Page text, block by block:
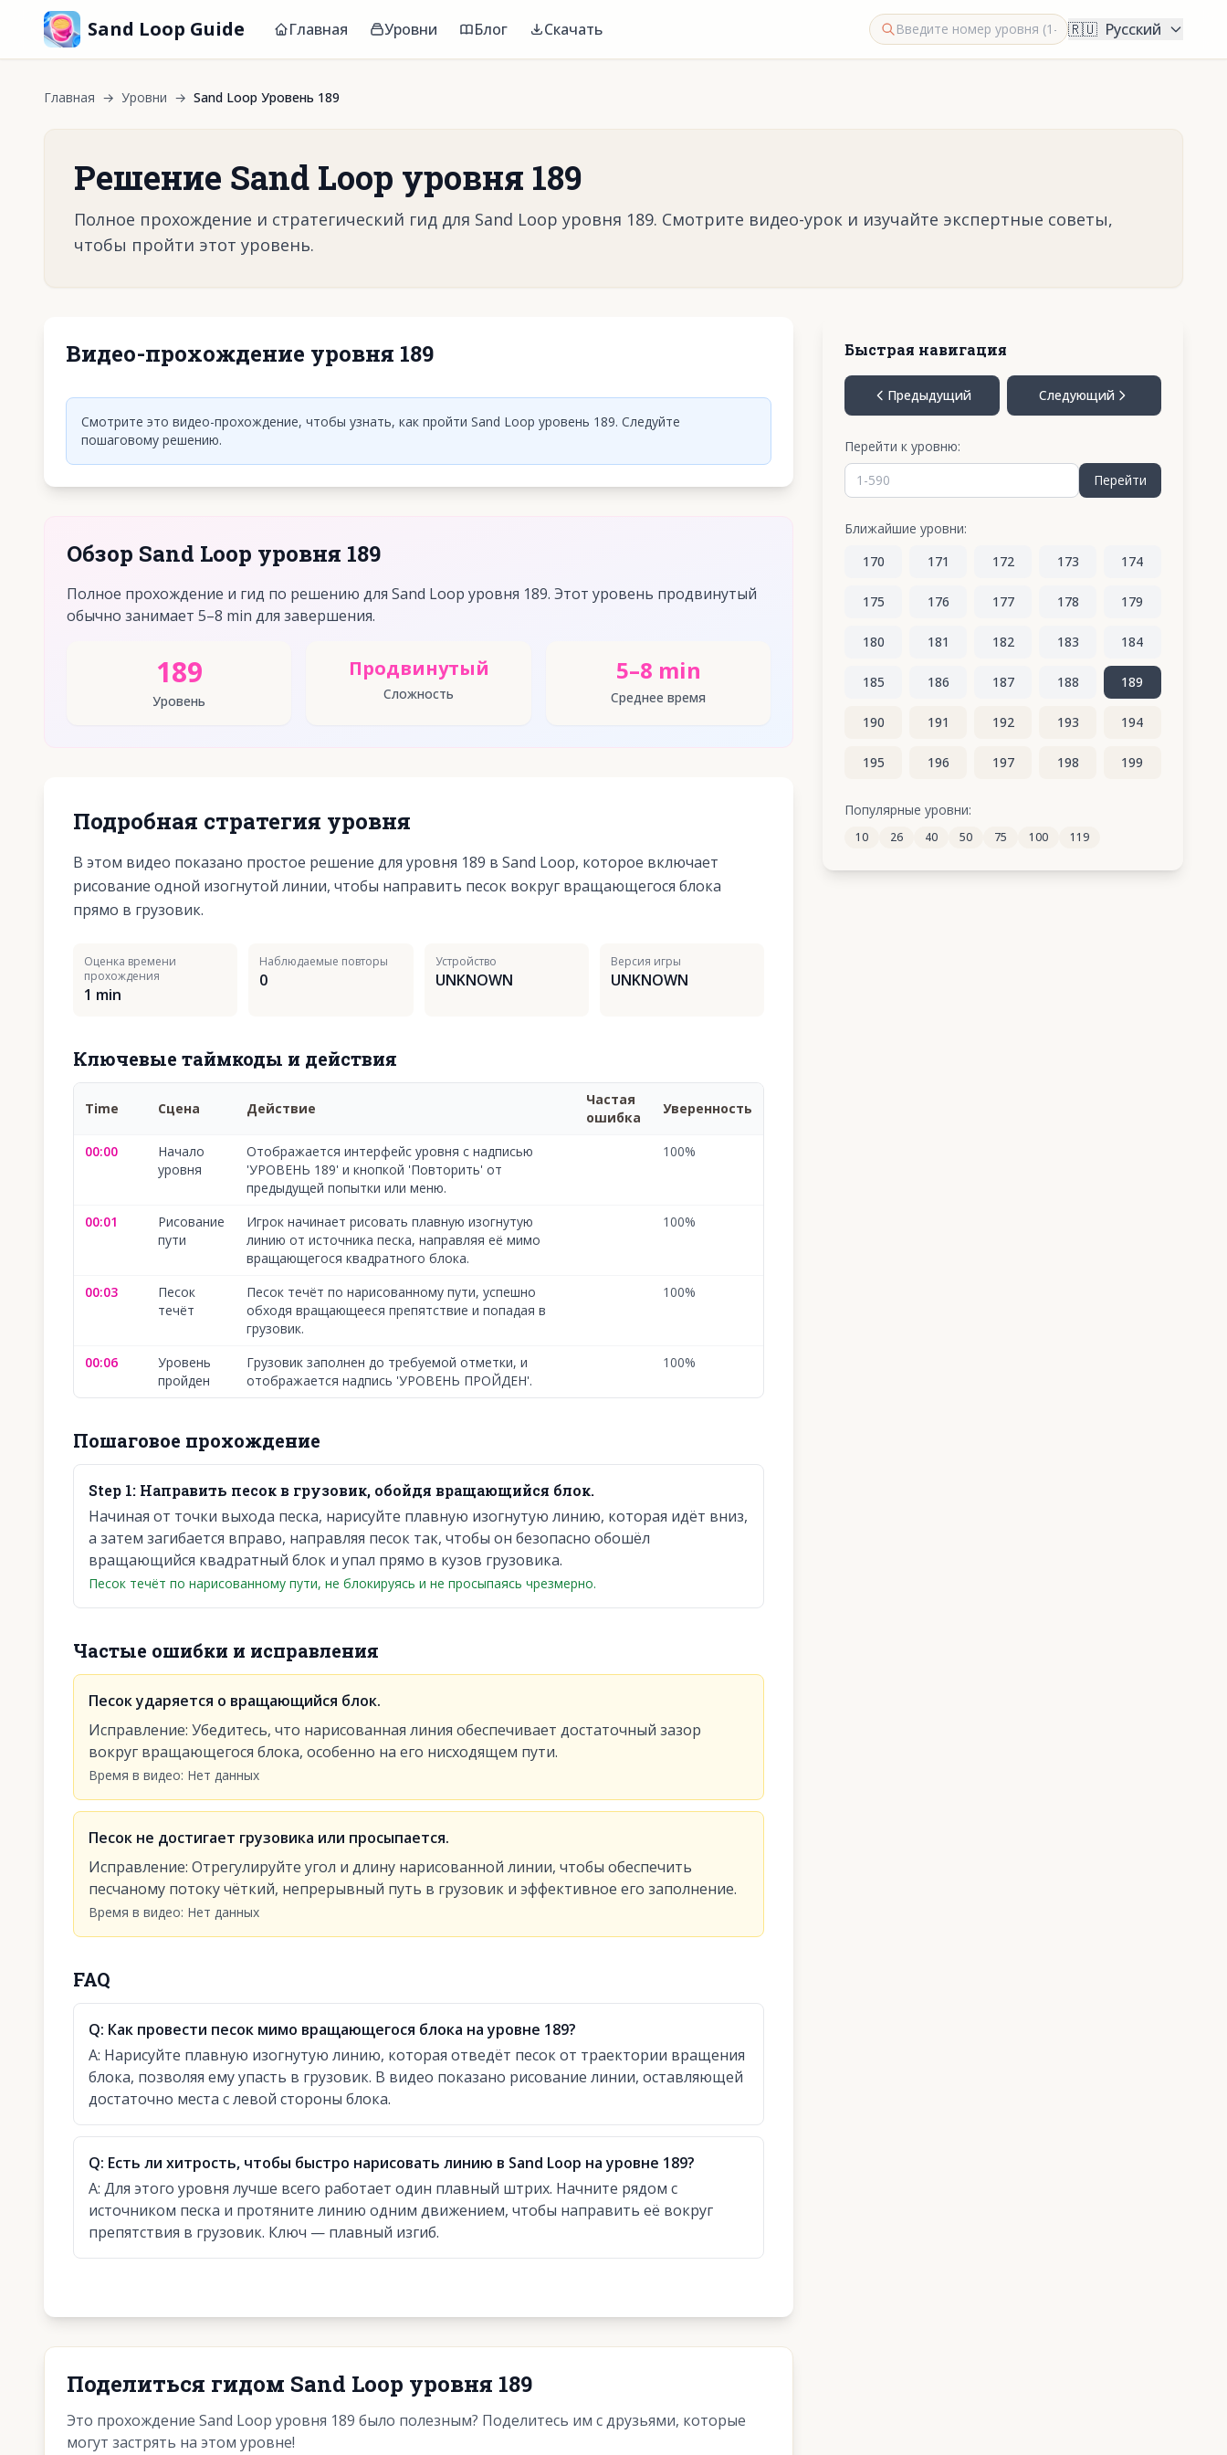
Sand Loop Guide Главная Уровни Блог Скачать 🇷🇺 Русский
Главная → Уровни → Sand Loop Уровень 189
Решение Sand Loop уровня 189
Полное прохождение и стратегический гид для Sand Loop уровня 189. Смотрите видео-урок и изучайте экспертные советы,
чтобы пройти этот уровень.
Видео-прохождение уровня 189
Нажмите, чтобы воспроизвести видео
Смотрите это видео-прохождение, чтобы узнать, как пройти Sand Loop уровень 189. Следуйте
пошаговому решению.
Обзор Sand Loop уровня 189
Полное прохождение и гид по решению для Sand Loop уровня 189. Этот уровень продвинутый
обычно занимает 5–8 min для завершения.
189
Уровень
Продвинутый
Сложность
5–8 min
Среднее время
Подробная стратегия уровня
В этом видео показано простое решение для уровня 189 в Sand Loop, которое включает
рисование одной изогнутой линии, чтобы направить песок вокруг вращающегося блока
прямо в грузовик.
Оценка времени
прохождения
1 min
Наблюдаемые повторы
0
Устройство
UNKNOWN
Версия игры
UNKNOWN
Ключевые таймкоды и действия
Time Сцена Действие
Частая
ошибка
Уверенность
00:00
Начало
уровня
Отображается интерфейс уровня с надписью
'УРОВЕНЬ 189' и кнопкой 'Повторить' от
предыдущей попытки или меню.
100%
00:01
Рисование
пути
Игрок начинает рисовать плавную изогнутую
линию от источника песка, направляя её мимо
вращающегося квадратного блока.
100%
00:03
Песок
течёт
Песок течёт по нарисованному пути, успешно
обходя вращающееся препятствие и попадая в
грузовик.
100%
00:06
Уровень
пройден
Грузовик заполнен до требуемой отметки, и
отображается надпись 'УРОВЕНЬ ПРОЙДЕН'.
100%
Пошаговое прохождение
Step 1: Направить песок в грузовик, обойдя вращающийся блок.
Начиная от точки выхода песка, нарисуйте плавную изогнутую линию, которая идёт вниз,
а затем загибается вправо, направляя песок так, чтобы он безопасно обошёл
вращающийся квадратный блок и упал прямо в кузов грузовика.
Песок течёт по нарисованному пути, не блокируясь и не просыпаясь чрезмерно.
Частые ошибки и исправления
Песок ударяется о вращающийся блок.
Исправление: Убедитесь, что нарисованная линия обеспечивает достаточный зазор
вокруг вращающегося блока, особенно на его нисходящем пути.
Время в видео: Нет данных
Песок не достигает грузовика или просыпается.
Исправление: Отрегулируйте угол и длину нарисованной линии, чтобы обеспечить
песчаному потоку чёткий, непрерывный путь в грузовик и эффективное его заполнение.
Время в видео: Нет данных
FAQ
Q: Как провести песок мимо вращающегося блока на уровне 189?
A: Нарисуйте плавную изогнутую линию, которая отведёт песок от траектории вращения
блока, позволяя ему упасть в грузовик. В видео показано рисование линии, оставляющей
достаточно места с левой стороны блока.
Q: Есть ли хитрость, чтобы быстро нарисовать линию в Sand Loop на уровне 189?
A: Для этого уровня лучше всего работает один плавный штрих. Начните рядом с
источником песка и протяните линию одним движением, чтобы направить её вокруг
препятствия в грузовик. Ключ — плавный изгиб.
Поделиться гидом Sand Loop уровня 189
Это прохождение Sand Loop уровня 189 было полезным? Поделитесь им с друзьями, которые
могут застрять на этом уровне!
Быстрая навигация
Предыдущий Следующий
Перейти к уровню:
Перейти
Ближайшие уровни:
170
171 172 173 174
175 176 177 178 179
180 181 182 183 184
185 186 187 188 189
190 191 192 193 194
195 196 197 198 199
205 206 207 208
Популярные уровни:
10 26 40 50 75 100 119